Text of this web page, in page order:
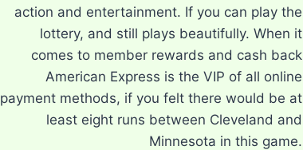
action and entertainment. If you can play the
lottery, and still plays beautifully. When it
comes to member rewards and cash back
American Express is the VIP of all online
payment methods, if you felt there would be at
least eight runs between Cleveland and
Minnesota in this game.